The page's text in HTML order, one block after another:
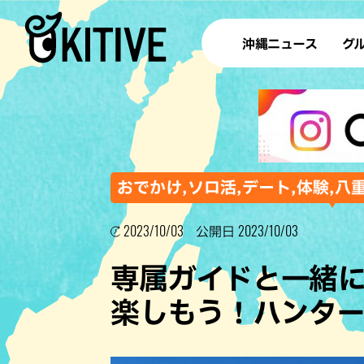
沖縄ニュース グ
ラ
テイ
すし
沖
洋食
ステー
その他
おでかけ,ソロ活,デート,体験,八
2023/10/03 公開日 2023/10/03
専属ガイドと一緒
楽しもう！ハンタ